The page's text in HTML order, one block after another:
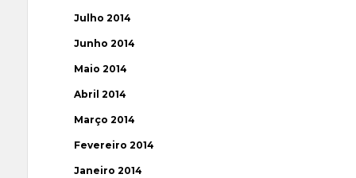
Julho 2014
Junho 2014
Maio 2014
Abril 2014
Março 2014
Fevereiro 2014
Janeiro 2014